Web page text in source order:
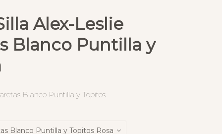
Alex-Leslie
Blanco Puntilla y
Blanco Puntilla y Topitos